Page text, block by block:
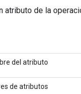
atributo de la
del atributo
de atributos